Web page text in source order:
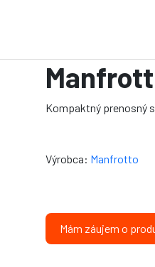
Kompaktný prenosný
Výrobca: Manfrotto
Mám záujem o